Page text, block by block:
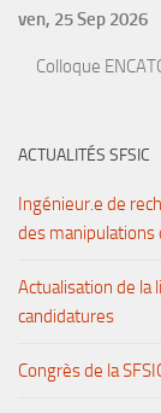
ven, 25 Sep 2026
Colloque
ACTUALITÉS SFSIC
Ingénieur.e de
des manipulations
Actualisation de la
candidatures
Congrès de la